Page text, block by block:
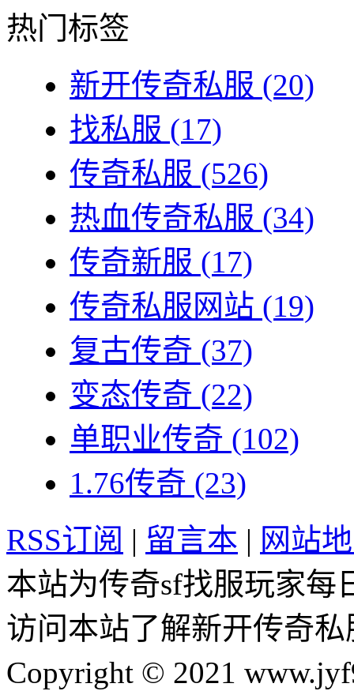
热门标签
新开传奇私服 (20)
找私服 (17)
传奇私服 (526)
热血传奇私服 (34)
传奇新服 (17)
传奇私服网站 (19)
复古传奇 (37)
变态传奇 (22)
单职业传奇 (102)
1.76传奇 (23)
RSS订阅 | 留言本 | 网站
本站为传奇sf找服玩家每
访问本站了解新开传奇
Copyright © 2021